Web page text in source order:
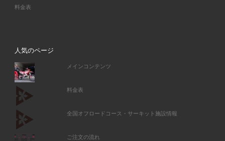
料金表
人気のページ
メインコンテンツ
料金表
全国オフロードコース・サーキット施設情報
ご注文の流れ